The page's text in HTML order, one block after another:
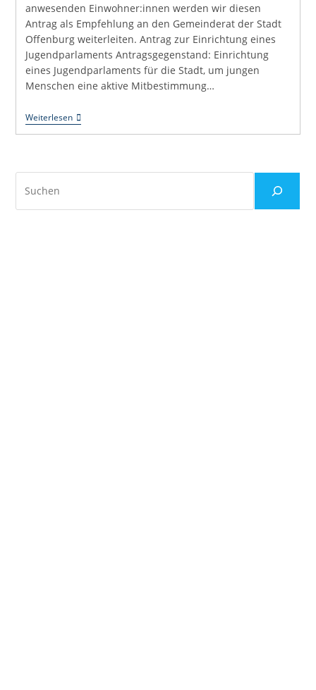
anwesenden Einwohner:innen werden wir diesen
Antrag als Empfehlung an den Gemeinderat der Stadt
Offenburg weiterleiten. Antrag zur Einrichtung eines
Jugendparlaments Antragsgegenstand: Einrichtung
eines Jugendparlaments für die Stadt, um jungen
Menschen eine aktive Mitbestimmung…
WeiterlesenAntrag
3/24
Jugendparlament